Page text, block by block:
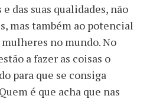
das suas qualidades, não
mas também ao potencial
no mundo. No
a fazer as coisas o
para que se consiga
é que acha que nas